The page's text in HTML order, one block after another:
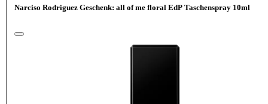
Narciso Rodriguez Geschenk: all of me floral EdP Taschenspray 10ml